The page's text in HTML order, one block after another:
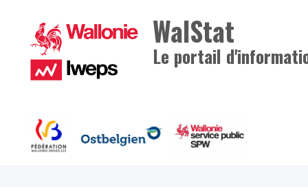
WalStat
Le portail